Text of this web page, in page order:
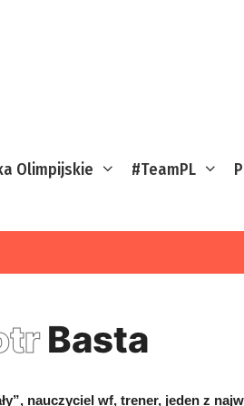
Olimpijskie #TeamPL
Basta
nauczyciel wf, trener, jeden z